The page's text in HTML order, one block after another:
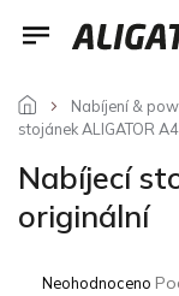
Přejít
Nabíjení &
stojánek ALIGATOR
Nabíjecí
originální
Průměrné
Neohodnoceno